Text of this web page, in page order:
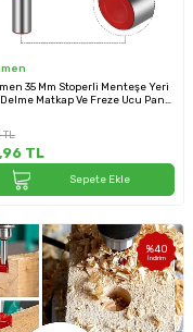
35 Mm Stoperli Menteşe Yeri
Matkap Ve Freze Ucu Panç
TL
TL
Sepete Ekle
%40
İndirim